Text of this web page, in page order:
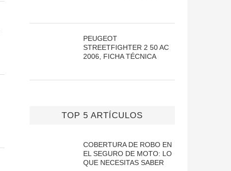
PEUGEOT
STREETFIGHTER 2 50 AC
2006, FICHA TÉCNICA
TOP 5 ARTÍCULOS
COBERTURA DE ROBO EN
EL SEGURO DE MOTO: LO
QUE NECESITAS SABER